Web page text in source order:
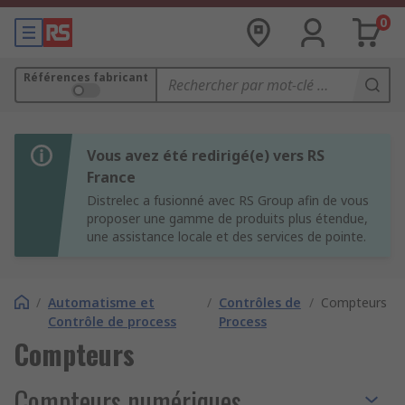
0
Références fabricant
Vous avez été redirigé(e) vers RS
France
Distrelec a fusionné avec RS Group afin de vous
proposer une gamme de produits plus étendue,
une assistance locale et des services de pointe.
/ Automatisme et
Contrôle de process
/ Contrôles de
Process
/ Compteurs
Compteurs